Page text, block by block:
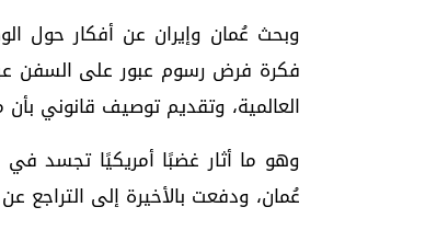
وبحث عُمان وإيران عن أفكار حول
فكرة فرض رسوم عبور على السفن عبر
العالمية، وتقديم توصيف قانوني
وهو ما أثار غضبًا أمريكيًا تجسد في
عُمان، ودفعت بالأخيرة إلى التراجع